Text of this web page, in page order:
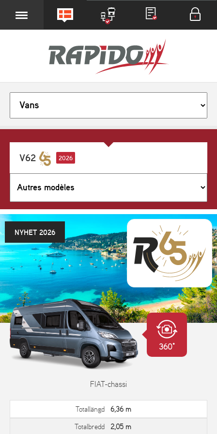
V62 2026
NYHET 2026
360°
FIAT-chassi
Totallängd 6,36 m
Totalbredd 2,05 m